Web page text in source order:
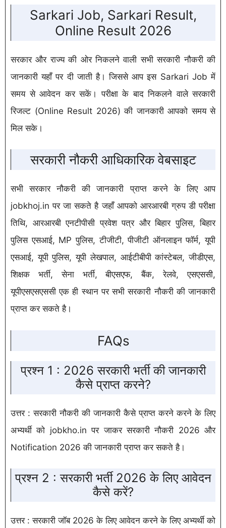
Sarkari Job, Sarkari Result,
Online Result 2026
सरकार और राज्य की ओर निकलने वाली सभी सरकारी नौकरी की
जानकारी यहाँ पर दी जाती है। जिससे आप इस Sarkari Job में
समय से आवेदन कर सकें। परीक्षा के बाद निकलने वाले सरकारी
रिजल्ट (Online Result 2026) की जानकारी आपको समय से
मिल सके।
सरकारी नौकरी आधिकारिक वेबसाइट
सभी सरकार नौकरी की जानकारी प्राप्त करने के लिए आप
jobkhoj.in पर जा सकते है जहाँ आपको आरआरबी ग्रुप डी परीक्षा
तिथि, आरआरबी एनटीपीसी प्रवेश पत्र और बिहार पुलिस, बिहार
पुलिस एसआई, MP पुलिस, टीजीटी, पीजीटी ऑनलाइन फॉर्म, यूपी
एसआई, यूपी पुलिस, यूपी लेखपाल, आईटीबीपी कांस्टेबल, जीडीएस,
शिक्षक भर्ती, सेना भर्ती, बीएसएफ, बैंक, रेलवे, एसएससी,
यूपीएसएसएससी एक ही स्थान पर सभी सरकारी नौकरी की जानकारी
प्राप्त कर सकते है।
FAQs
प्रश्न 1 : 2026 सरकारी भर्ती की जानकारी
कैसे प्राप्त करने?
उत्तर : सरकारी नौकरी की जानकारी कैसे प्राप्त करने करने के लिए
अभ्यर्थी को jobkho.in पर जाकर सरकारी नौकरी 2026 और
Notification 2026 की जानकारी प्राप्त कर सकते है।
प्रश्न 2 : सरकारी भर्ती 2026 के लिए आवेदन
कैसे करें?
उत्तर : सरकारी जॉब 2026 के लिए आवेदन करने के लिए अभ्यर्थी को